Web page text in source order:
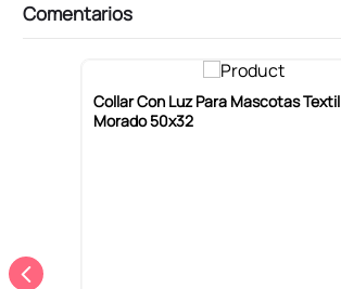
Comentarios
Collar Con Luz Para Mascotas Textil
Morado 50x32